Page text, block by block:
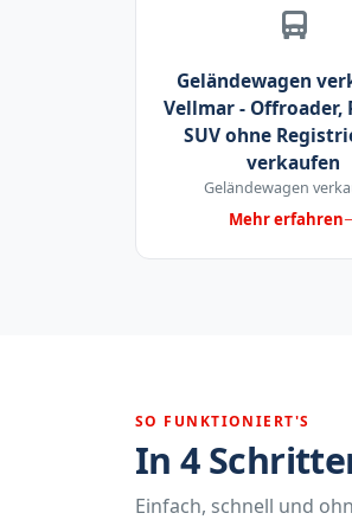
Geländewagen
Vellmar - Offroader,
SUV ohne
verkaufen
Geländewagen
Mehr erfahren
SO FUNKTIONIERT'S
In 4
Einfach, schnell und